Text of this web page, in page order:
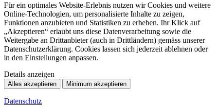
Für ein optimales Website-Erlebnis nutzen wir Cookies und weitere
Online-Technologien, um personalisierte Inhalte zu zeigen,
Funktionen anzubieten und Statistiken zu erheben. Ihr Klick auf
„Akzeptieren“ erlaubt uns diese Datenverarbeitung sowie die
Weitergabe an Drittanbieter (auch in Drittländern) gemäss unserer
Datenschutzerklärung. Cookies lassen sich jederzeit ablehnen oder
in den Einstellungen anpassen.
Details anzeigen
Alles akzeptieren Minimum akzeptieren
Datenschutz